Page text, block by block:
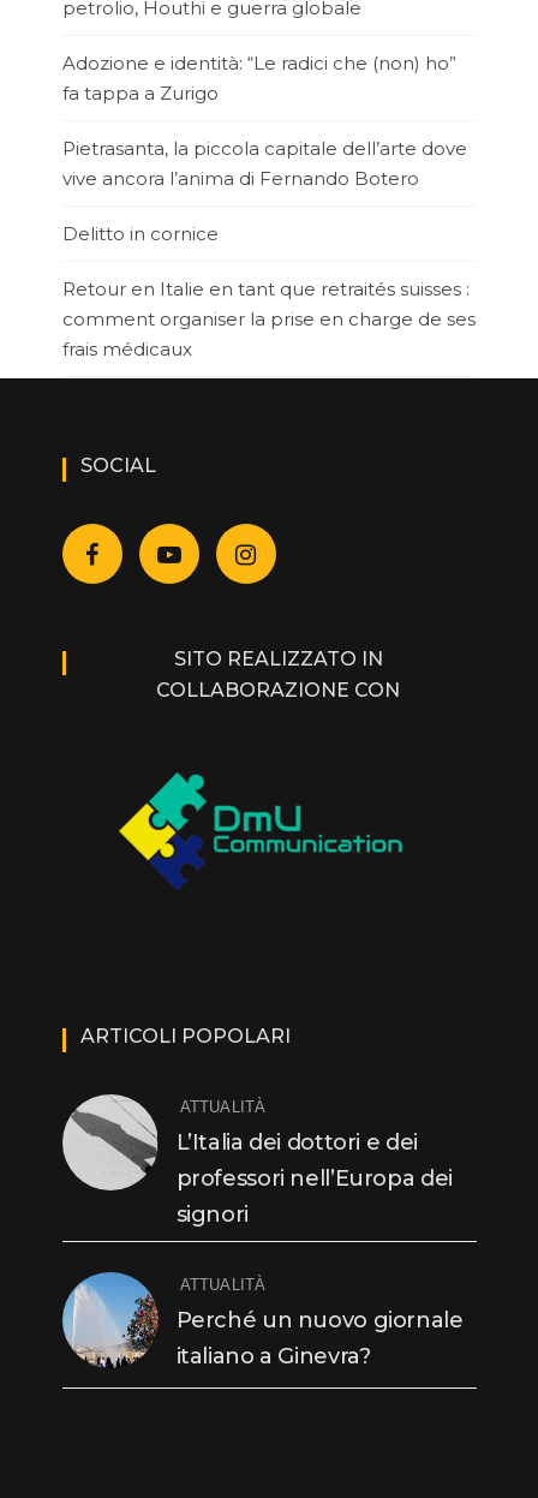
petrolio, Houthi e guerra globale
Adozione e identità: “Le radici che (non) ho”
fa tappa a Zurigo
Pietrasanta, la piccola capitale dell’arte dove
vive ancora l’anima di Fernando Botero
Delitto in cornice
Retour en Italie en tant que retraités suisses :
comment organiser la prise en charge de ses
frais médicaux
SOCIAL
SITO REALIZZATO IN
COLLABORAZIONE CON
ARTICOLI POPOLARI
ATTUALITÀ
L’Italia dei dottori e dei
professori nell’Europa dei
signori
ATTUALITÀ
Perché un nuovo giornale
italiano a Ginevra?